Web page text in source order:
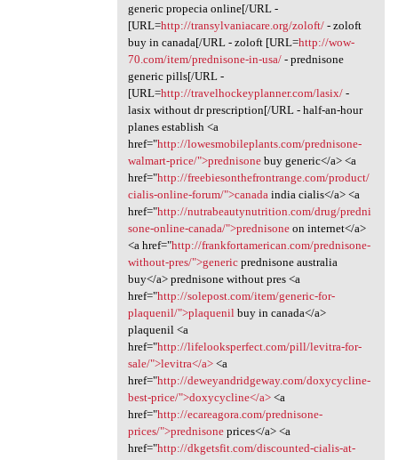
generic propecia online[/URL -
[URL=http://transylvaniacare.org/zoloft/- zoloft
buy in canada[/URL - zoloft [URL=http://wow-
70.com/item/prednisone-in-usa/- prednisone
generic pills[/URL -
[URL=http://travelhockeyplanner.com/lasix/-
lasix without dr prescription[/URL - half-an-hour
planes establish <a
href="http://lowesmobileplants.com/prednisone-
walmart-price/">prednisonebuy generic</a> <a
href="http://freebiesonthefrontrange.com/product/
cialis-online-forum/">canadaindia cialis</a> <a
href="http://nutrabeautynutrition.com/drug/predni
sone-online-canada/">prednisoneon internet</a>
<a href="http://frankfortamerican.com/prednisone-
without-pres/">genericprednisone australia
buy</a> prednisone without pres <a
href="http://solepost.com/item/generic-for-
plaquenil/">plaquenilbuy in canada</a>
plaquenil <a
href="http://lifelooksperfect.com/pill/levitra-for-
sale/">levitra</a><a
href="http://deweyandridgeway.com/doxycycline-
best-price/">doxycycline</a><a
href="http://ecareagora.com/prednisone-
prices/">prednisoneprices</a> <a
href="http://dkgetsfit.com/discounted-cialis-at-